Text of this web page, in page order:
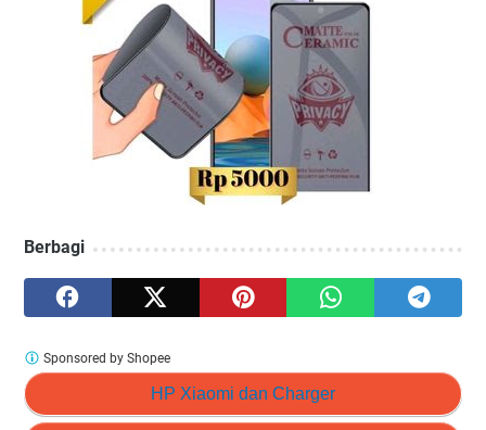
Berbagi
HP Xiaomi dan Charger
Sponsored by Shopee